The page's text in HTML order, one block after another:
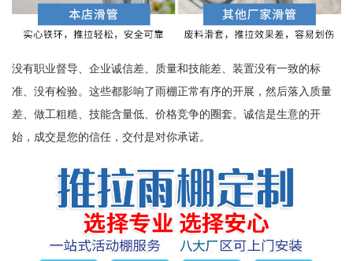
没有职业督导、企业诚信差、质量和技能差、装置没有一致的标
准、没有检验。这些都影响了雨棚正常有序的开展，然后落入质量
差、做工粗糙、技能含量低、价格竞争的圈套。诚信是生意的开
始，成交是您的信任，交付是对你承诺。